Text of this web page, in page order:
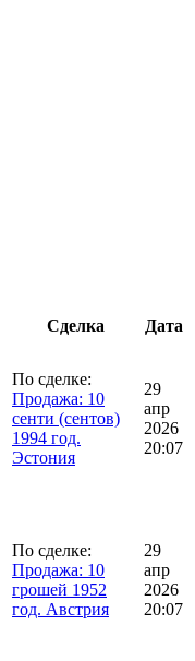
Сделка
Дата
По сделке:
Продажа: 10
сенти (сентов)
1994 год.
Эстония
29
апр
2026
20:07
По сделке:
Продажа: 10
грошей 1952
год. Австрия
29
апр
2026
20:07